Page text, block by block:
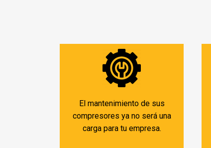
El mantenimiento de sus
compresores ya no será una
carga para tu empresa.